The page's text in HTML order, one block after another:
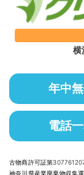
横
年中
電話
古物商許可証第
神奈川県産業廃棄物収集